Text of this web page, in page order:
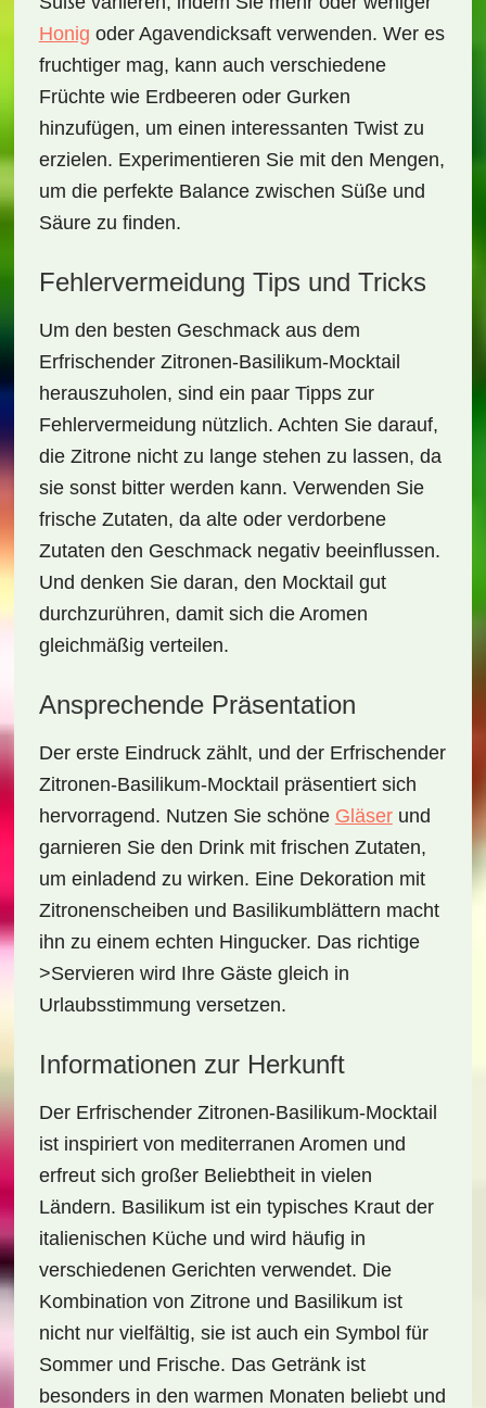
Honig oder Agavendicksaft verwenden. Wer es
fruchtiger mag, kann auch verschiedene
Früchte wie Erdbeeren oder Gurken
hinzufügen, um einen interessanten Twist zu
erzielen. Experimentieren Sie mit den Mengen,
um die perfekte Balance zwischen Süße und
Säure zu finden.
Fehlervermeidung Tips und Tricks
Um den besten Geschmack aus dem
Erfrischender Zitronen-Basilikum-Mocktail
herauszuholen, sind ein paar Tipps zur
Fehlervermeidung nützlich. Achten Sie darauf,
die Zitrone nicht zu lange stehen zu lassen, da
sie sonst bitter werden kann. Verwenden Sie
frische Zutaten, da alte oder verdorbene
Zutaten den Geschmack negativ beeinflussen.
Und denken Sie daran, den Mocktail gut
durchzurühren, damit sich die Aromen
gleichmäßig verteilen.
Ansprechende Präsentation
Der erste Eindruck zählt, und der Erfrischender
Zitronen-Basilikum-Mocktail präsentiert sich
hervorragend. Nutzen Sie schöne Gläserund
garnieren Sie den Drink mit frischen Zutaten,
um einladend zu wirken. Eine Dekoration mit
Zitronenscheiben und Basilikumblättern macht
ihn zu einem echten Hingucker. Das richtige
>Servieren wird Ihre Gäste gleich in
Urlaubsstimmung versetzen.
Informationen zur Herkunft
Der Erfrischender Zitronen-Basilikum-Mocktail
ist inspiriert von mediterranen Aromen und
erfreut sich großer Beliebtheit in vielen
Ländern. Basilikum ist ein typisches Kraut der
italienischen Küche und wird häufig in
verschiedenen Gerichten verwendet. Die
Kombination von Zitrone und Basilikum ist
nicht nur vielfältig, sie ist auch ein Symbol für
Sommer und Frische. Das Getränk ist
besonders in den warmen Monaten beliebt und